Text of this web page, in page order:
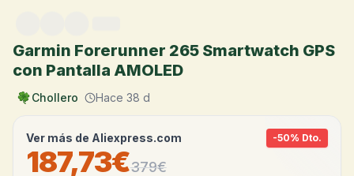
Garmin Forerunner 265 Smartwatch GPS
con Pantalla AMOLED
Chollero Hace 38 d
Ver más de Aliexpress.com -50% Dto.
187,73€379€